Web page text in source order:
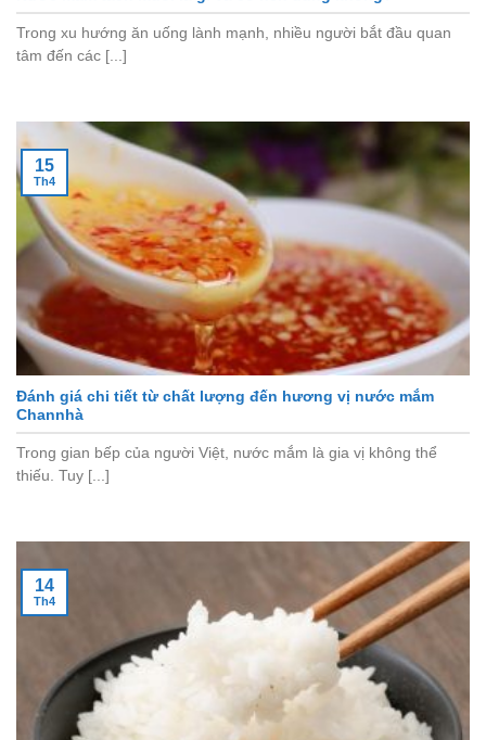
Trong xu hướng ăn uống lành mạnh, nhiều người bắt đầu quan
tâm đến các [...]
Đánh giá chi tiết từ chất lượng đến hương vị nước mắm
Channhà
Trong gian bếp của người Việt, nước mắm là gia vị không thể
thiếu. Tuy [...]
15
Th4
14
Th4